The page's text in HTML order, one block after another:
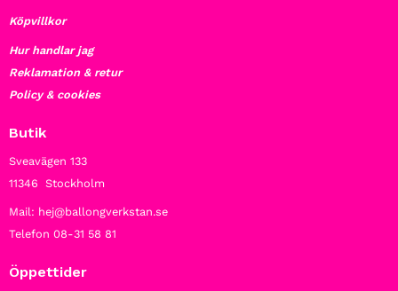
Köpvillkor
Hur handlar jag
Reklamation & retur
Policy & cookies
Butik
Sveavägen 133
11346 Stockholm
Mail: hej@ballongverkstan.se
Telefon 08-31 58 81
Öppettider